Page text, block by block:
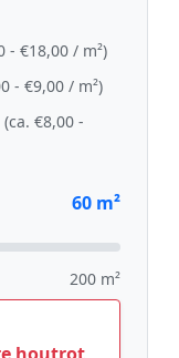
- €18,00 / m²)
- €9,00 / m²)
(ca. €8,00 -
60 m²
200 m²